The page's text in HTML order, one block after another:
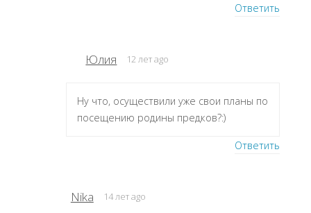
Ответить
Юлия 12 лет ago
Ну что, осуществили уже свои планы по
посещению родины предков?:)
Ответить
Nika 14 лет ago